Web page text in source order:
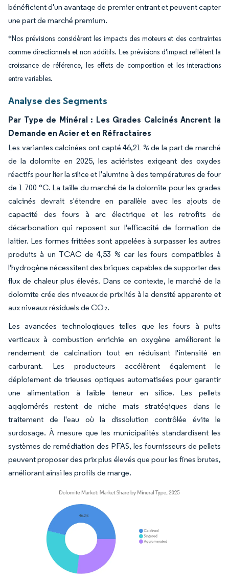
bénéficient d'un avantage de premier entrant et peuvent capter
une part de marché premium.
*Nos prévisions considèrent les impacts des moteurs et des contraintes
comme directionnels et non additifs. Les prévisions d'impact reflètent la
croissance de référence, les effets de composition et les interactions
entre variables.
Analyse des Segments
Par Type de Minéral : Les Grades Calcinés Ancrent la
Demande en Acier et en Réfractaires
Les variantes calcinées ont capté 46,21 % de la part de marché
de la dolomite en 2025, les aciéristes exigeant des oxydes
réactifs pour lier la silice et l'alumine à des températures de four
de 1 700 °C. La taille du marché de la dolomite pour les grades
calcinés devrait s'étendre en parallèle avec les ajouts de
capacité des fours à arc électrique et les retrofits de
décarbonation qui reposent sur l'efficacité de formation de
laitier. Les formes frittées sont appelées à surpasser les autres
produits à un TCAC de 4,53 % car les fours compatibles à
l'hydrogène nécessitent des briques capables de supporter des
flux de chaleur plus élevés. Dans ce contexte, le marché de la
dolomite crée des niveaux de prix liés à la densité apparente et
aux niveaux résiduels de CO₂.
Les avancées technologiques telles que les fours à puits
verticaux à combustion enrichie en oxygène améliorent le
rendement de calcination tout en réduisant l'intensité en
carburant. Les producteurs accélèrent également le
déploiement de trieuses optiques automatisées pour garantir
une alimentation à faible teneur en silice. Les pellets
agglomérés restent de niche mais stratégiques dans le
traitement de l'eau où la dissolution contrôlée évite le
surdosage. À mesure que les municipalités standardisent les
systèmes de remédiation des PFAS, les fournisseurs de pellets
peuvent proposer des prix plus élevés que pour les fines brutes,
améliorant ainsi les profils de marge.